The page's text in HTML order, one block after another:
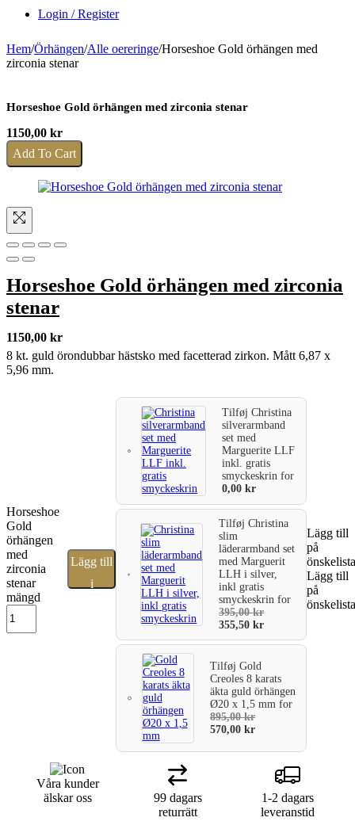
Login / Register
Hem/Örhängen/Alle oereringe/Horseshoe Gold örhängen med
zirconia stenar
Horseshoe Gold örhängen med zirconia stenar
1150,00 kr
Add To Cart
Horseshoe Gold örhängen med zirconia
stenar
1150,00 kr
8 kt. guld örondubbar hästsko med facetterad zirkon. Mått 6,87 x
5,96 mm.
Horseshoe
Gold
örhängen
med
zirconia
stenar
mängd
Lägg till
i
TilføjChristina
silverarmband
set med
Marguerite LLF
inkl. gratis
smyckeskrinfor
0,00kr
TilføjChristina
slim
läderarmband set
med Marguerit
LLH i silver,
inkl gratis
smyckeskrinfor
395,00kr
355,50kr
TilføjGold
Creoles 8 karats
äkta guld örhängen
Ø20 x 1,5 mmfor
895,00kr
570,00kr
Lägg till
på
Lägg till
på
Våra kunder
älskar oss
99 dagars
returrätt
1-2 dagars
leveranstid